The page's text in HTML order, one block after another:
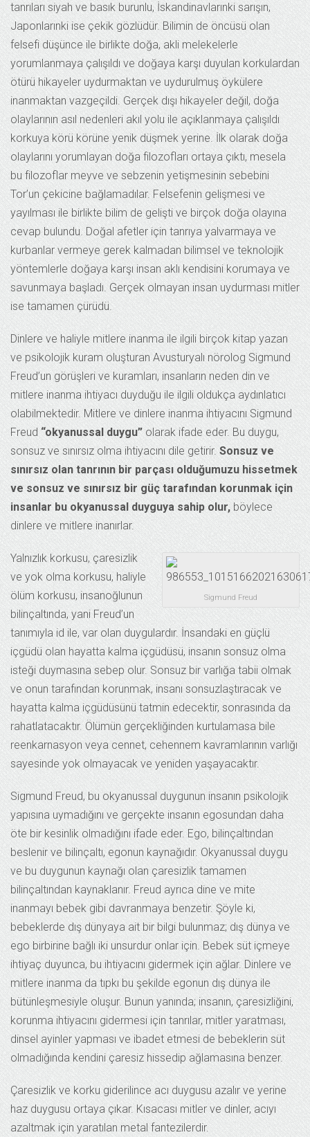
tanrıları siyah ve basık burunlu, İskandinavlarınki sarışın,
Japonlarınki ise çekik gözlüdür. Bilimin de öncüsü olan
felsefi düşünce ile birlikte doğa, akli melekelerle
yorumlanmaya çalışıldı ve doğaya karşı duyulan korkulardan
ötürü hikayeler uydurmaktan ve uydurulmuş öykülere
inanmaktan vazgeçildi. Gerçek dışı hikayeler değil, doğa
olaylarının asıl nedenleri akıl yolu ile açıklanmaya çalışıldı
korkuya körü körüne yenik düşmek yerine. İlk olarak doğa
olaylarını yorumlayan doğa filozofları ortaya çıktı, mesela
bu filozoflar meyve ve sebzenin yetişmesinin sebebini
Tor’un çekicine bağlamadılar. Felsefenin gelişmesi ve
yayılması ile birlikte bilim de gelişti ve birçok doğa olayına
cevap bulundu. Doğal afetler için tanrıya yalvarmaya ve
kurbanlar vermeye gerek kalmadan bilimsel ve teknolojik
yöntemlerle doğaya karşı insan aklı kendisini korumaya ve
savunmaya başladı. Gerçek olmayan insan uydurması mitler
ise tamamen çürüdü.
Dinlere ve haliyle mitlere inanma ile ilgili birçok kitap yazan
ve psikolojik kuram oluşturan Avusturyalı nörolog Sigmund
Freud’un görüşleri ve kuramları, insanların neden din ve
mitlere inanma ihtiyacı duyduğu ile ilgili oldukça aydınlatıcı
olabilmektedir. Mitlere ve dinlere inanma ihtiyacını Sigmund
Freud “okyanussal duygu” olarak ifade eder. Bu duygu,
sonsuz ve sınırsız olma ihtiyacını dile getirir. Sonsuz ve
sınırsız olan tanrının bir parçası olduğumuzu hissetmek
ve sonsuz ve sınırsız bir güç tarafından korunmak için
insanlar bu okyanussal duyguya sahip olur, böylece
dinlere ve mitlere inanırlar.
Sigmund Freud
Yalnızlık korkusu, çaresizlik
ve yok olma korkusu, haliyle
ölüm korkusu, insanoğlunun
bilinçaltında, yani Freud’un
tanımıyla id ile, var olan duygulardır. İnsandaki en güçlü
içgüdü olan hayatta kalma içgüdüsü, insanın sonsuz olma
isteği duymasına sebep olur. Sonsuz bir varlığa tabii olmak
ve onun tarafından korunmak, insanı sonsuzlaştıracak ve
hayatta kalma içgüdüsünü tatmin edecektir, sonrasında da
rahatlatacaktır. Ölümün gerçekliğinden kurtulamasa bile
reenkarnasyon veya cennet, cehennem kavramlarının varlığı
sayesinde yok olmayacak ve yeniden yaşayacaktır.
Sigmund Freud, bu okyanussal duygunun insanın psikolojik
yapısına uymadığını ve gerçekte insanın egosundan daha
öte bir kesinlik olmadığını ifade eder. Ego, bilinçaltından
beslenir ve bilinçaltı, egonun kaynağıdır. Okyanussal duygu
ve bu duygunun kaynağı olan çaresizlik tamamen
bilinçaltından kaynaklanır. Freud ayrıca dine ve mite
inanmayı bebek gibi davranmaya benzetir. Şöyle ki,
bebeklerde dış dünyaya ait bir bilgi bulunmaz; dış dünya ve
ego birbirine bağlı iki unsurdur onlar için. Bebek süt içmeye
ihtiyaç duyunca, bu ihtiyacını gidermek için ağlar. Dinlere ve
mitlere inanma da tıpkı bu şekilde egonun dış dünya ile
bütünleşmesiyle oluşur. Bunun yanında; insanın, çaresizliğini,
korunma ihtiyacını gidermesi için tanrılar, mitler yaratması,
dinsel ayinler yapması ve ibadet etmesi de bebeklerin süt
olmadığında kendini çaresiz hissedip ağlamasına benzer.
Çaresizlik ve korku giderilince acı duygusu azalır ve yerine
haz duygusu ortaya çıkar. Kısacası mitler ve dinler, acıyı
azaltmak için yaratılan metal fantezilerdir.